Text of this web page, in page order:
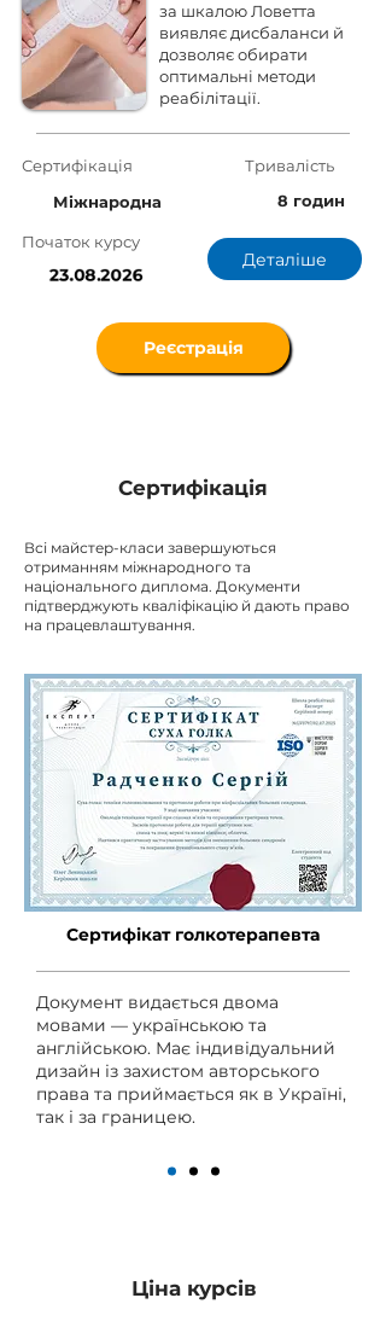
за шкалою Ловетта
виявляє дисбаланси й
дозволяє обирати
оптимальні методи
реабілітації.
Сертифікація
Міжнародна
Тривалість
8 годин
Початок курсу
23.08.2026
Деталіше
Реєстрація
Сертифікація
Всі майстер-класи завершуються
отриманням міжнародного та
національного диплома. Документи
підтверджують кваліфікацію й дають право
на працевлаштування.
Сертифікат голкотерапевта
Документ видається двома
мовами — українською та
англійською. Має індивідуальний
дизайн із захистом авторського
права та приймається як в Україні,
так і за границею.
Ціна курсів